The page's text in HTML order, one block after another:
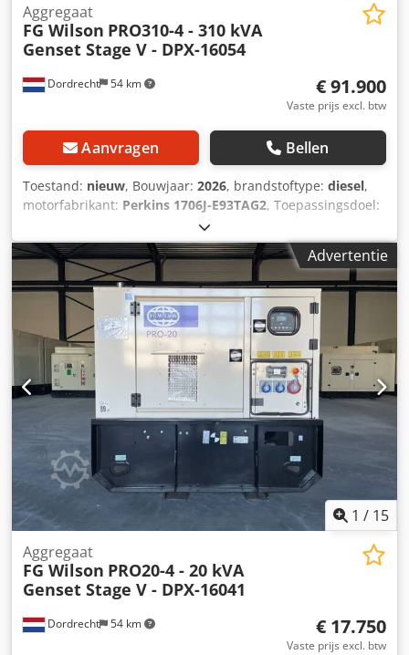
Dordrecht 54 km
Aggregaat
FG Wilson PRO310-4 - 310 kVA
Genset Stage V - DPX-16054
€ 91.900
Vaste prijs excl. btw
Aanvragen Bellen
Toestand: nieuw, Bouwjaar: 2026, brandstoftype: diesel,
motorfabrikant: Perkins 1706J-E93TAG2, Toepassingsdoel:
Bouw Leeggewicht: 4.103 kg Generatorvermogen: 310 kVA
Afmetingen laadruimte: 409 x 151 x 228 cm Emissieniveau:
Stage V / Tier IV final Watertankinhoud: 667 l Neem contact
op met het DPX-team voor meer informatie. = Verdere
opties en toebehoren = Djdpfx Acjx S Um Neaskr - Accu -
Bedieningspaneel - Stalen dak - Tank
Advertentie
1 / 15
Dordrecht 54 km
Aggregaat
FG Wilson PRO20-4 - 20 kVA
Genset Stage V - DPX-16041
€ 17.750
Vaste prijs excl. btw